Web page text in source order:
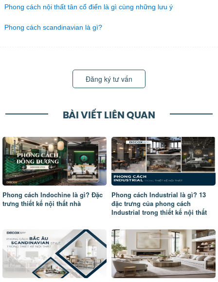
Phong cách nội thất tân cổ điển là gì cùng những lưu ý
Phong cách scandinavian là gì?
Đăng ký tư vấn
BÀI VIẾT LIÊN QUAN
Phong cách Indochine là gì? Đặc
trưng thiết kế nội thất nhà
Phong cách Industrial là gì? 13
đặc trưng của phong cách
Industrial trong thiết kế nội thất